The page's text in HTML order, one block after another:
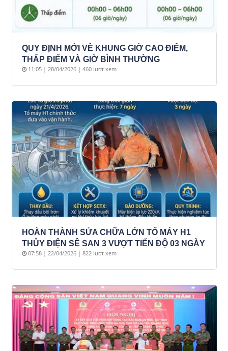
QUY ĐỊNH MỚI VỀ KHUNG GIỜ CAO ĐIỂM,
THẤP ĐIỂM VÀ GIỜ BÌNH THƯỜNG
11:05 | 28/04/2026 | 460 lượt xem
HOÀN THÀNH SỬA CHỮA LỚN TỔ MÁY H1
THỦY ĐIỆN SÊ SAN 3 VƯỢT TIẾN ĐỘ 03 NGÀY
07:58 | 22/04/2026 | 822 lượt xem